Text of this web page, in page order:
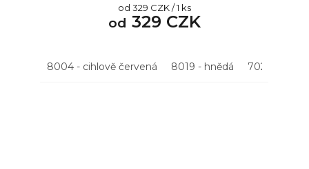
z
5
od 329 CZK
Měrná
cena:
od 329 CZK / 1 ks
8004 - cihlově červená 8019 - hnědá 7021 -